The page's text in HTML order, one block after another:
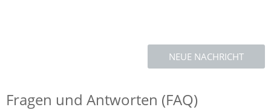
NEUE NACHRICHT
Fragen und Antworten (FAQ)